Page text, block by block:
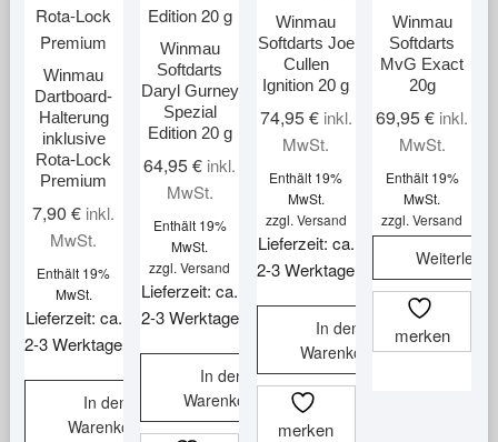
der
Produktseite
gewählt
werden
Winmau
Dartboard-
Halterung
inklusive
Rota-Lock
Premium
7,90€ inkl.
MwSt.
Enthält 19%
MwSt.
Lieferzeit: ca.
2-3 Werktage
In den
Warenkorb
Winmau
Softdarts
Daryl Gurney
Spezial
Edition 20 g
64,95€ inkl.
MwSt.
Enthält 19%
MwSt.
zzgl.Versand
Lieferzeit: ca.
2-3 Werktage
In den
Warenkorb
Winmau
Softdarts Joe
Cullen
Ignition 20 g
74,95€ inkl.
MwSt.
Enthält 19%
MwSt.
zzgl. Versand
Lieferzeit: ca.
2-3 Werktage
In den
Warenkorb
merken
Winmau
Softdarts
MvG Exact
20g
69,95€ inkl.
MwSt.
Enthält 19%
MwSt.
zzgl.Versand
merken